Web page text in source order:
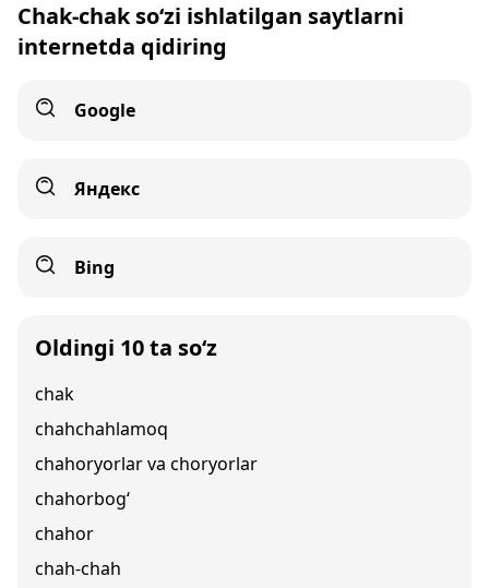
Chak-chak so‘zi ishlatilgan saytlarni
internetda qidiring
Google
Яндекс
Bing
Oldingi 10 ta so‘z
chak
chahchahlamoq
chahoryorlar va choryorlar
chahorbog‘
chahor
chah-chah